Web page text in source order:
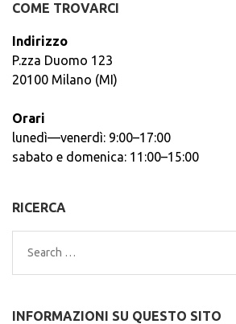
COME TROVARCI
Indirizzo
P.zza Duomo 123
20100 Milano (MI)
Orari
lunedì—venerdì: 9:00–17:00
sabato e domenica: 11:00–15:00
RICERCA
Search
for:
INFORMAZIONI SU QUESTO SITO